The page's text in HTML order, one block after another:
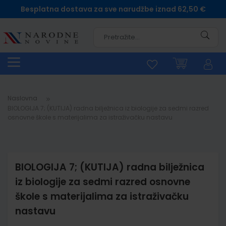
Besplatna dostava za sve narudžbe iznad 62,50 €
Naslovna
BIOLOGIJA 7; (KUTIJA) radna bilježnica
iz biologije za sedmi razred osnovne
škole s materijalima za istraživačku
nastavu